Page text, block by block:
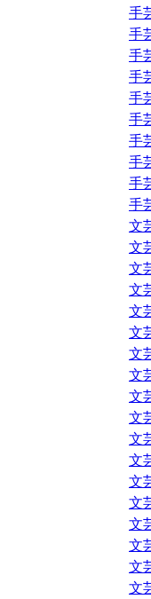
手
手
手
手
手
手
手
手
手
手
文
文
文
文
文
文
文
文
文
文
文
文
文
文
文
文
文
文